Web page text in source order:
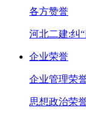
各方赞誉
河北二建:纠
企业荣誉
企业管理荣
思想政治荣